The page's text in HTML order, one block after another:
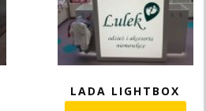
LADA LIGHTBOX